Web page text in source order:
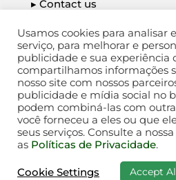
▸ Contact us
PLACAS DO BRASIL S/A -
18
@2026 PLACAS DO
reservados
Usamos cookies para analisar
serviço, para melhorar e
publicidade e sua experiência
compartilhamos informações
nosso site com nossos
publicidade e mídia social no
podem combiná-las com
você forneceu a eles ou que
seus serviços. Consulte a nossa
as Políticas de Privacidade.
Cookie Settings Accept